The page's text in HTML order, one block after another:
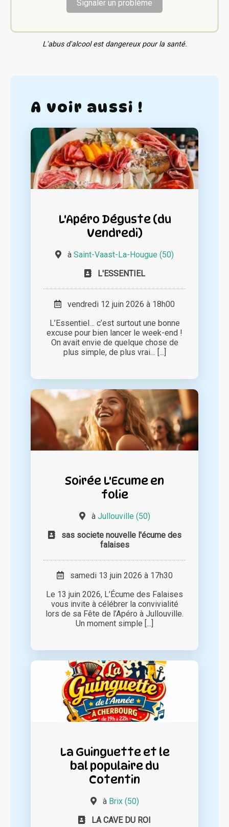
Signaler un problème
L'abus d'alcool est dangereux pour la santé.
A voir aussi !
L'Apéro Déguste (du
Vendredi)
à Saint-Vaast-La-Hougue (50)
L'ESSENTIEL
vendredi 12 juin 2026 à 18h00
L’Essentiel… c’est surtout une bonne
excuse pour bien lancer le week-end !
On avait envie de quelque chose de
plus simple, de plus vrai… [...]
Soirée L'Ecume en
folie
à Jullouville (50)
sas societe nouvelle l'écume des
falaises
samedi 13 juin 2026 à 17h30
Le 13 juin 2026, L’Écume des Falaises
vous invite à célébrer la convivialité
lors de sa Fête de l’Apéro à Jullouville.
Un moment simple [...]
La Guinguette et le
bal populaire du
Cotentin
à Brix (50)
LA CAVE DU ROI